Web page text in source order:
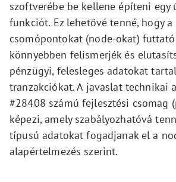
szoftverébe be kellene építeni egy
funkciót. Ez lehetővé tenné, hogy
csomópontokat (node-okat)
könnyebben felismerjék és
pénzügyi, felesleges adatokat
tranzakciókat. A javaslat technikai
#28408 számú fejlesztési csomag
képezi, amely szabályozhatóvá
típusú adatokat fogadjanak el a
alapértelmezés szerint.